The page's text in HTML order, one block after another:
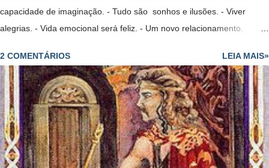
capacidade de imaginação. - Tudo são sonhos e ilusões. - Viver
alegrias. - Vida emocional será feliz. - Um novo relacionamento.
que nos ajuda a superar uma grande tristeza. Lua Invertida + Mago
Invertido: - Pessoa pouco confiável. Lua + Mago + Sacerdotisa: - M
agia amorosa. - Uma musa. Lua + Mago + Sol: - Altos e baixos. -
Inquietações. Lua + Sacerdotisa: - P erseguir o secreto e o oculto.
Sharman-Caselli Tarot - Clarividência. - Sentir uma grande solidão. -
Tristeza, falta de comunicação. - Introversão. - Uma pessoa
extremamente sensível, mas não manipula muito bem as suas
2 COMENTÁRIOS LEIA MAIS»